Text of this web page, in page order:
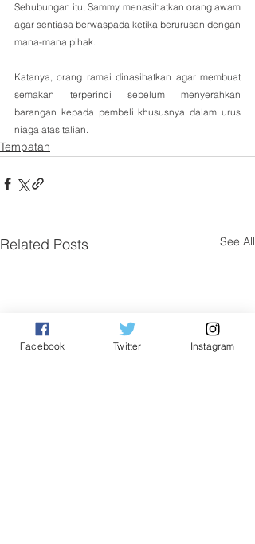
Sehubungan itu, Sammy menasihatkan orang awam
agar sentiasa berwaspada ketika berurusan dengan
mana-mana pihak.
Katanya, orang ramai dinasihatkan agar membuat
semakan terperinci sebelum menyerahkan
barangan kepada pembeli khususnya dalam urus
niaga atas talian.
Tempatan
Related Posts See All
Facebook Twitter Instagram